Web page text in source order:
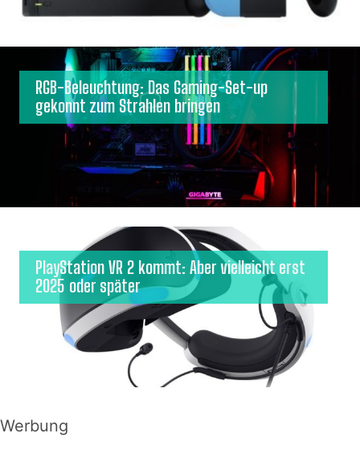
RGB-Beleuchtung: Das Gaming-Set-up
gekonnt zum Strahlen bringen
PlayStation VR 2 kommt: Aber vielleicht erst
2025 oder später
Werbung